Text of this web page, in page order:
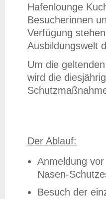
Hafenlounge
Besucherinnen
Verfügung
Ausbildungswelt
Um die
wird die
Der Ablauf:
Anmeldung
Nasen-
Besuch der